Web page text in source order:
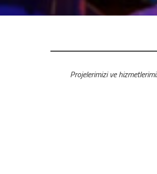
Projelerimizi ve